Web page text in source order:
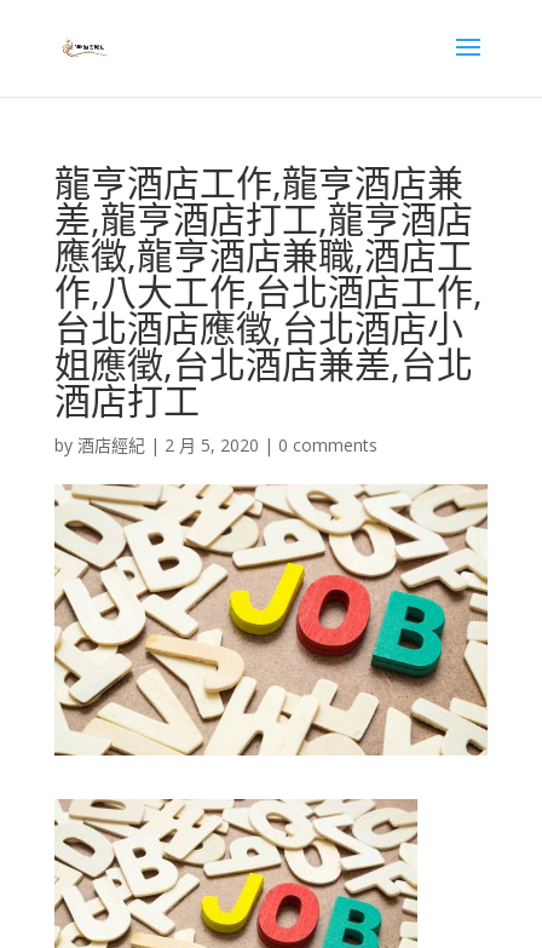
龍亨酒店工作,龍亨酒店兼
差,龍亨酒店打工,龍亨酒店
應徵,龍亨酒店兼職,酒店工
作,八大工作,台北酒店工作,
台北酒店應徵,台北酒店小
姐應徵,台北酒店兼差,台北
酒店打工
by 酒店經紀| 2 月 5, 2020 | 0 comments